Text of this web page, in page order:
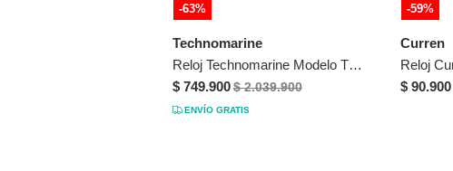
-63%
Technomarine
Reloj Technomarine Modelo TM 523006 Cielo Azul Mujer
$ 749.900$ 2.039.900
ENVÍO GRATIS
-59%
Curren
$ 90.900